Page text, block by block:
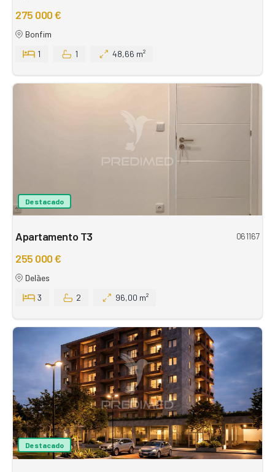
275 000 €
Bonfim
1
1 48,66 m²
Destacado
Apartamento T3 061167
255 000 €
Delães
3
2 96,00 m²
Destacado